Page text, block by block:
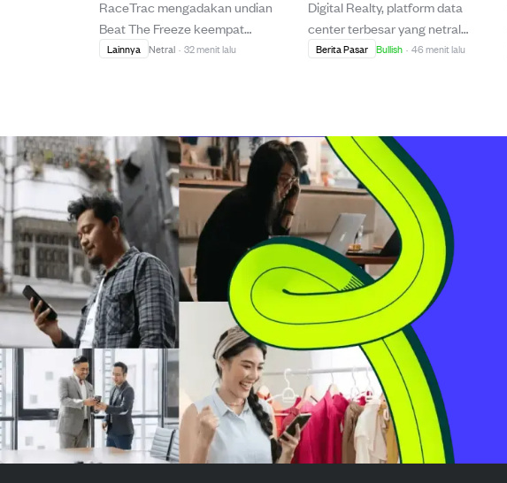
$1.000 dan kesempatan
lomba dengan The Freeze di
pertandingan Braves.
RaceTrac mengadakan undian
Beat The Freeze keempat
dengan hadiah utama
pada 12 September 2026, serta
kartu hadiah $1.000 dan hadiah
lainnya. Peserta bisa mendaftar
dengan memind...
Lainnya Netral · 32 menit lalu
untuk pertumbuhan data
center yang bertanggung
jawab di Texas.
Digital Realty, platform data
center terbesar yang netral
terhadap cloud dan carrier,
jawab dan transparan.
Perusahaan menekankan
kerja sama dengan pejabat
dan k...
Berita Pasar Bullish · 46 menit lalu